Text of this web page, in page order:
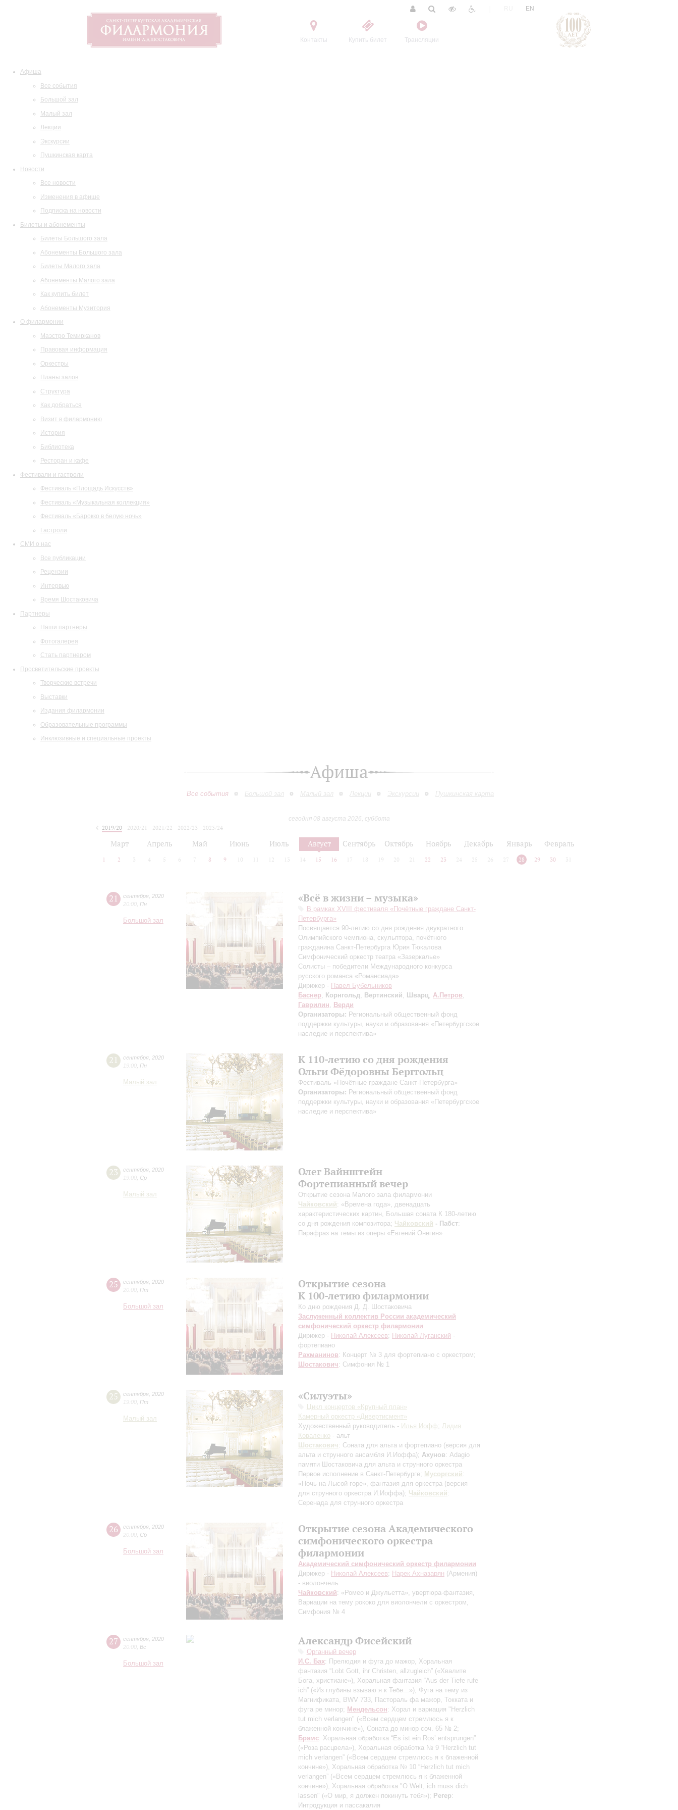
Контакты Купить билет Трансляции
EN
Афиша
Все события
Большой зал
Малый зал
Лекции
Экскурсии
Пушкинская карта
Новости
Все новости
Изменения в афише
Подписка на новости
Билеты и абонементы
Билеты Большого зала
Абонементы Большого зала
Билеты Малого зала
Абонементы Малого зала
Как купить билет
Абонементы Музитория
О филармонии
Маэстро Темирканов
Правовая информация
Оркестры
Планы залов
Структура
Как добраться
Визит в филармонию
История
Библиотека
Ресторан и кафе
Фестивали и гастроли
Фестиваль «Площадь Искусств»
Фестиваль «Музыкальная коллекция»
Фестиваль «Барокко в белую ночь»
Гастроли
СМИ о нас
Все публикации
Рецензии
Интервью
Время Шостаковича
Партнеры
Наши партнеры
Фотогалерея
Стать партнером
Просветительские проекты
Творческие встречи
Выставки
Издания филармонии
Образовательные программы
Инклюзивные и специальные проекты
Афиша
Все события Большой зал Малый зал Лекции Экскурсии Пушкинская карта
сегодня 08 августа 2026, суббота
2019/20
2020/21 2021/22 2022/23
2023/24
Март Апрель Май Июнь Июль Август Сентябрь Октябрь Ноябрь Декабрь Январь Февраль
1 2 3 4 5 6 7 8 9 10 12 13 14 15 16 17 18 19 20 21 22 23 24 25 26 27 28 29 30 31
21 сентября 2020
20:00 Пн
Большой зал
«Всё в жизни – музыка»
В рамках XVIII фестиваля «Почётные граждане Санкт-
Петербурга»
Посвящается 90-летию со дня рождения двукратного
Олимпийского чемпиона, скульптора, почётного
гражданина Санкт-Петербурга Юрия Тюкалова
Симфонический оркестр театра «Зазеркалье»
Солисты – победители Международного конкурса
русского романса «Романсиада»
Дирижер - Павел Бубельников
Баснер, Корнгольд, Вертинский, Шварц, А.Петров,
Гаврилин, Верди
Организаторы: Региональный общественный фонд
поддержки культуры, науки и образования «Петербургское
наследие и перспектива»
21 сентября 2020
19:00 Пн
Малый зал
К 110-летию со дня рождения
Ольги Фёдоровны Берггольц
Фестиваль «Почётные граждане Санкт-Петербурга»
Организаторы: Региональный общественный фонд
поддержки культуры, науки и образования «Петербургское
наследие и перспектива»
23 сентября 2020
19:00 Ср
Малый зал
Олег Вайнштейн
Фортепианный вечер
Открытие сезона Малого зала филармонии
Чайковский: «Времена года», двенадцать
характеристических картин, Большая соната К 180-летию
со дня рождения композитора; Чайковский - Пабст:
Парафраз на темы из оперы «Евгений Онегин»
25 сентября 2020
20:00 Пт
Большой зал
Открытие сезона
К 100-летию филармонии
Ко дню рождения Д. Д. Шостаковича
Заслуженный коллектив России академический
симфонический оркестр филармонии
Дирижер - Николай Алексеев; Николай Луганский -
фортепиано
Рахманинов: Концерт № 3 для фортепиано с оркестром;
Шостакович: Симфония № 1
25 сентября 2020
19:00 Пт
Малый зал
«Силуэты»
Цикл концертов «Крупный план»
Камерный оркестр «Дивертисмент»
Художественный руководитель - Илья Иофф; Лидия
Коваленко - альт
Шостакович : Соната для альта и фортепиано (версия для
альта и струнного ансамбля И.Иоффа); Ахунов: Adagio
памяти Шостаковича для альта и струнного оркестра
Первое исполнение в Санкт-Петербурге; Мусоргский:
«Ночь на Лысой горе», фантазия для оркестра (версия
для струнного оркестра И.Иоффа); Чайковский:
Серенада для струнного оркестра
26 сентября 2020
20:00 Сб
Большой зал
Открытие сезона Академического
симфонического оркестра
филармонии
Академический симфонический оркестр филармонии
Дирижер - Николай Алексеев; Нарек Ахназарян (Армения)
- виолончель
Чайковский: «Ромео и Джульетта», увертюра-фантазия,
Вариации на тему рококо для виолончели с оркестром,
Симфония № 4
27 сентября 2020
20:00 Вс
Большой зал
Александр Фисейский
Органный вечер
И.С. Бах: Прелюдия и фуга до мажор, Хоральная
фантазия “Lobt Gott, ihr Christen, allzugleich” («Хвалите
Бога, христиане»), Хоральная фантазия “Aus der Tiefe rufe
ich” («Из глубины взываю я к Тебе...»), Фуга на тему из
Магнификата, BWV 733, Пастораль фа мажор, Токката и
фуга ре минор; Мендельсон: Хорал и вариация "Herzlich
tut mich verlangen" («Всем сердцем стремлюсь я к
блаженной кончине»), Соната до минор соч. 65 № 2;
Брамс: Хоральная обработка “Es ist ein Ros’ entsprungen”
(«Роза расцвела»), Хоральная обработка № 9 “Herzlich tut
mich verlangen” («Всем сердцем стремлюсь я к блаженной
кончине»), Хоральная обработка № 10 “Herzlich tut mich
verlangen” («Всем сердцем стремлюсь я к блаженной
кончине»), Хоральная обработка "O Welt, ich muss dich
lassen" («О мир, я должен покинуть тебя»); Регер:
Интродукция и пассакалия